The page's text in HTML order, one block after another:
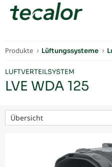
FACHKUNDEN
Produkte Lüftungssysteme
LUFTVERTEILSYSTEM
LVE WDA 125
Übersicht